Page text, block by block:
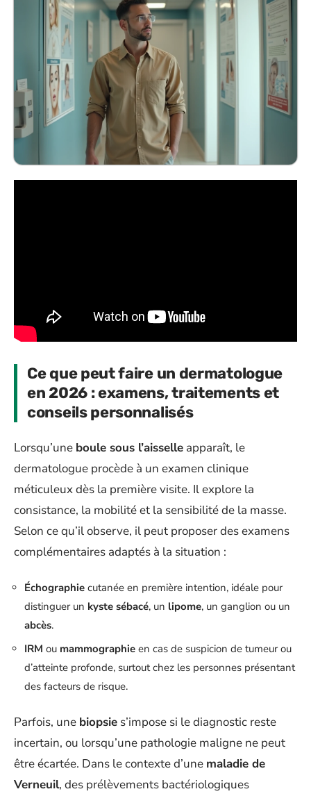
Ce que peut faire un dermatologue
en 2026 : examens, traitements et
conseils personnalisés
Lorsqu’une boule sous l’aisselle apparaît, le
dermatologue procède à un examen clinique
méticuleux dès la première visite. Il explore la
consistance, la mobilité et la sensibilité de la masse.
Selon ce qu’il observe, il peut proposer des examens
complémentaires adaptés à la situation :
Échographie cutanée en première intention, idéale pour
distinguer un kyste sébacé, un lipome, un ganglion ou un
abcès.
IRM ou mammographie en cas de suspicion de tumeur ou
d’atteinte profonde, surtout chez les personnes présentant
des facteurs de risque.
Parfois, une biopsie s’impose si le diagnostic reste
incertain, ou lorsqu’une pathologie maligne ne peut
être écartée. Dans le contexte d’une maladie de
Verneuil, des prélèvements bactériologiques